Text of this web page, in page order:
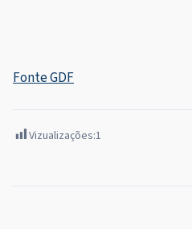
Fonte GDF
Vizualizações:1